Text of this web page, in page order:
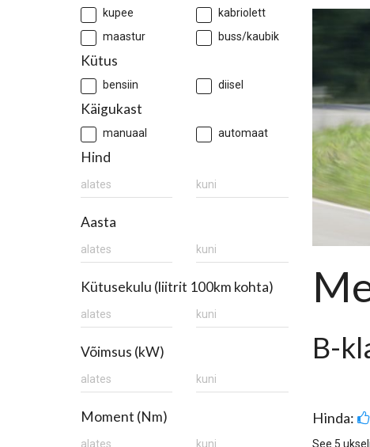
kupee
kabriolett
maastur
buss/kaubik
Kütus
bensiin diisel
Käigukast
manuaal automaat
Hind
Aasta
Kütusekulu (liitrit 100km kohta)
Võimsus (kW)
Moment (Nm)
B-
Hinda:
See 5